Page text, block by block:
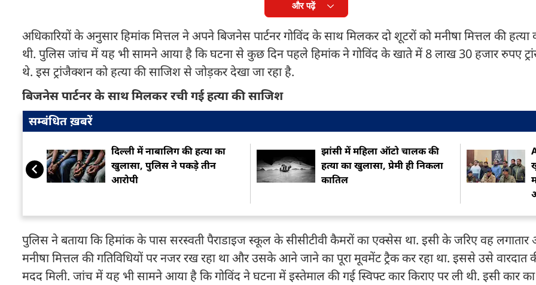
और पढ़ें
अधिकारियों के अनुसार हिमांक मित्तल ने अपने बिजनेस पार्टनर गोविंद के साथ मिलकर दो शूटरों को मनीषा मित्तल की हत्या
थी. पुलिस जांच में यह भी सामने आया है कि घटना से कुछ दिन पहले हिमांक ने गोविंद के खाते में 8 लाख 30 हजार रुपए
थे. इस ट्रांजैक्शन को हत्या की साजिश से जोड़कर देखा जा रहा है.
बिजनेस पार्टनर के साथ मिलकर रची गई हत्या की साजिश
सम्बंधित ख़बरें
दिल्ली में नाबालिग की हत्या का
खुलासा, पुलिस ने पकड़े तीन
आरोपी
झांसी में महिला ऑटो चालक की
हत्या का खुलासा, प्रेमी ही निकला
कातिल
पुलिस ने बताया कि हिमांक के पास सरस्वती पैराडाइज स्कूल के सीसीटीवी कैमरों का एक्सेस था. इसी के जरिए वह लगातार
मनीषा मित्तल की गतिविधियों पर नजर रख रहा था और उसके आने जाने का पूरा मूवमेंट ट्रैक कर रहा था. इससे उसे वारदात
मदद मिली. जांच में यह भी सामने आया है कि गोविंद ने घटना में इस्तेमाल की गई स्विफ्ट कार किराए पर ली थी. इसी कार